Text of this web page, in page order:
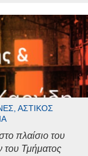
ΑΣΤΙΚΌΣ
πλαίσιο του
Τμήματος